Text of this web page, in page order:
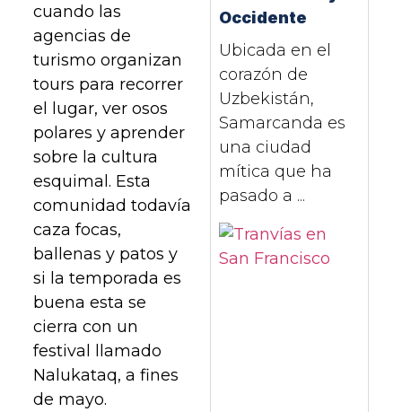
cuando las
agencias de
turismo organizan
tours para recorrer
el lugar, ver osos
polares y aprender
sobre la cultura
esquimal. Esta
comunidad todavía
caza focas,
ballenas y patos y
si la temporada es
buena esta se
cierra con un
festival llamado
Nalukataq, a fines
de mayo.
Occidente
Ubicada en el
corazón de
Uzbekistán,
Samarcanda es
una ciudad
mítica que ha
pasado a ...